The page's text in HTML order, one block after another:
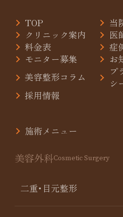
TOP
当
クリニック案内
医
料金表
症
モニター募集
お
美容整形コラム
プ
シ
採用情報
施術メニュー
美容外科Cosmetic Surgery
二重･目元整形